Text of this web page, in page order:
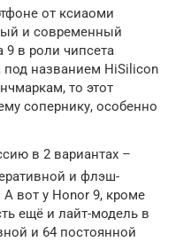
от ксиаоми
и современный
9 в роли чипсета
под названием HiSilicon
то этот
сопернику, особенно
в 2 вариантах –
и флэш-
вот у Honor 9, кроме
ещё и лайт-модель в
и 64 постоянной